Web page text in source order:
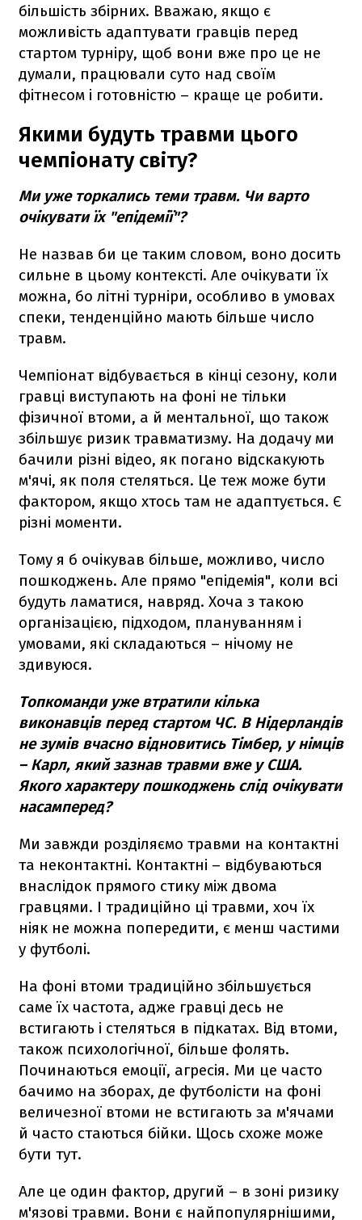
більшість збірних. Вважаю, якщо є
можливість адаптувати гравців перед
стартом турніру, щоб вони вже про це не
думали, працювали суто над своїм
фітнесом і готовністю – краще це робити.
Якими будуть травми цього
чемпіонату світу?
Ми уже торкались теми травм. Чи варто
очікувати їх "епідемії"?
Не назвав би це таким словом, воно досить
сильне в цьому контексті. Але очікувати їх
можна, бо літні турніри, особливо в умовах
спеки, тенденційно мають більше число
травм.
Чемпіонат відбувається в кінці сезону, коли
гравці виступають на фоні не тільки
фізичної втоми, а й ментальної, що також
збільшує ризик травматизму. На додачу ми
бачили різні відео, як погано відскакують
м'ячі, як поля стеляться. Це теж може бути
фактором, якщо хтось там не адаптується. Є
різні моменти.
Тому я б очікував більше, можливо, число
пошкоджень. Але прямо "епідемія", коли всі
будуть ламатися, навряд. Хоча з такою
організацією, підходом, плануванням і
умовами, які складаються – нічому не
здивуюся.
Топкоманди уже втратили кілька
виконавців перед стартом ЧС. В Нідерландів
не зумів вчасно відновитись Тімбер, у німців
– Карл, який зазнав травми вже у США.
Якого характеру пошкоджень слід очікувати
насамперед?
Ми завжди розділяємо травми на контактні
та неконтактні. Контактні – відбуваються
внаслідок прямого стику між двома
гравцями. І традиційно ці травми, хоч їх
ніяк не можна попередити, є менш частими
у футболі.
На фоні втоми традиційно збільшується
саме їх частота, адже гравці десь не
встигають і стеляться в підкатах. Від втоми,
також психологічної, більше фолять.
Починаються емоції, агресія. Ми це часто
бачимо на зборах, де футболісти на фоні
величезної втоми не встигають за м'ячами
й часто стаються бійки. Щось схоже може
бути тут.
Але це один фактор, другий – в зоні ризику
м'язові травми. Вони є найпопулярнішими,